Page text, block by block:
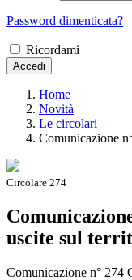
Password dimenticata?
Ricordami
Accedi
Home
Novità
Le circolari
Comunicazione
Circolare 274
uscite sul
Comunicazione n° 274